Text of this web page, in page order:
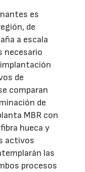
es
de
a escala
necesario
de
comparan
de
MBR con
hueca y
activos
las
procesos